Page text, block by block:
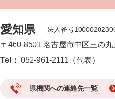
愛知県 法人番号
〒460-8501 名古屋市中区三の
Tel： 052-961-2111（代表）
県機関への連絡先一覧